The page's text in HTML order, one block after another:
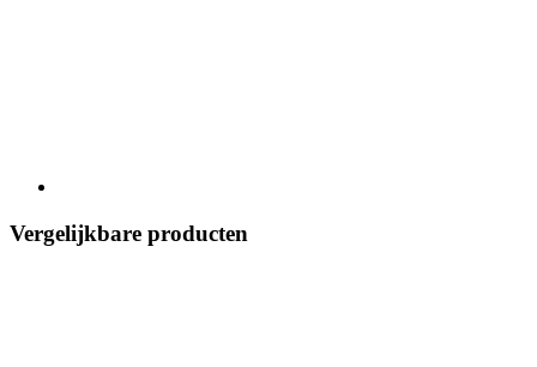
Vergelijkbare producten